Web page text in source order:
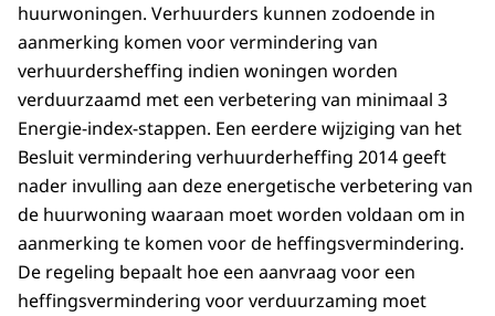
huurwoningen. Verhuurders kunnen zodoende in
aanmerking komen voor vermindering van
verhuurdersheffing indien woningen worden
verduurzaamd met een verbetering van minimaal 3
Energie-index-stappen. Een eerdere wijziging van het
Besluit vermindering verhuurderheffing 2014 geeft
nader invulling aan deze energetische verbetering van
de huurwoning waaraan moet worden voldaan om in
aanmerking te komen voor de heffingsvermindering.
De regeling bepaalt hoe een aanvraag voor een
heffingsvermindering voor verduurzaming moet